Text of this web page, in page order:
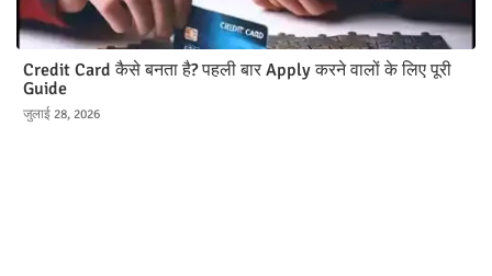
Credit Card कैसे बनता है? पहली बार Apply करने वालों के लिए पूरी
Guide
जुलाई 28, 2026